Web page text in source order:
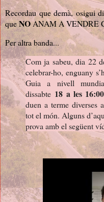
Recordau que demà, osigui
queNOANAM A VENDRE
Per altra banda...
Com ja sabeu, dia 22
celebrar-ho, enguany
Guia a nivell
dissabte 18 a les
duen a terme diverses
tot el món. Alguns
prova amb el següent